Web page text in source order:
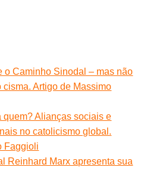
o Caminho Sinodal – mas não
cisma. Artigo de Massimo
quem? Alianças sociais e
no catolicismo global.
Faggioli
Reinhard Marx apresenta sua